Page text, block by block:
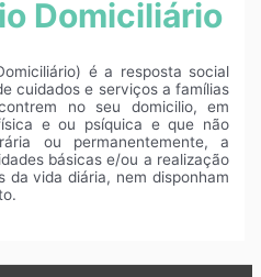
Domiciliário
é a resposta social
cuidados e serviços a famílias
no seu domicilio, em
e ou psíquica e que não
ou permanentemente, a
básicas e/ou a realização
da vida diária, nem disponham